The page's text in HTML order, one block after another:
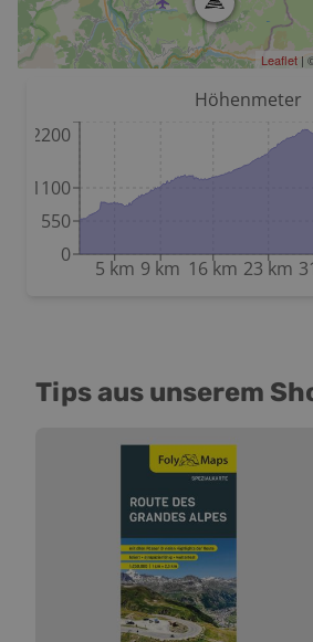
Leaflet |
Höhenmeter
5 km 9 km 16 km 23 km
0
550
1100
2200
Tips aus unserem